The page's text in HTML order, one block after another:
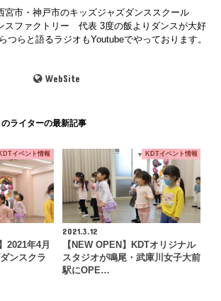
宮市・神戸市のキッズジャズダンススクール
スファクトリー 代表 3度の飯よりダンスが大好
つらと語るラジオもYoutubeでやっております。
WebSite
のライターの最新記事
KDTイベント情報
2021年4月
ンスクラ
KDTイベント情報
2021.3.12
【NEW OPEN】KDTオリジナル
スタジオが鳴尾・武庫川女子大前
駅にOPE…